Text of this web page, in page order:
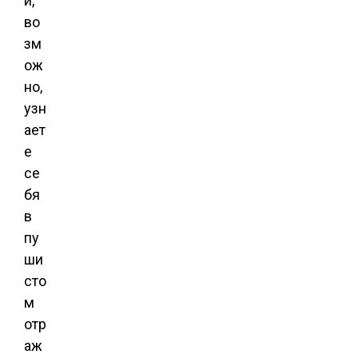
во
зм
ож
но,
узн
ает
е
се
бя
в
пу
ши
сто
м
отр
аж